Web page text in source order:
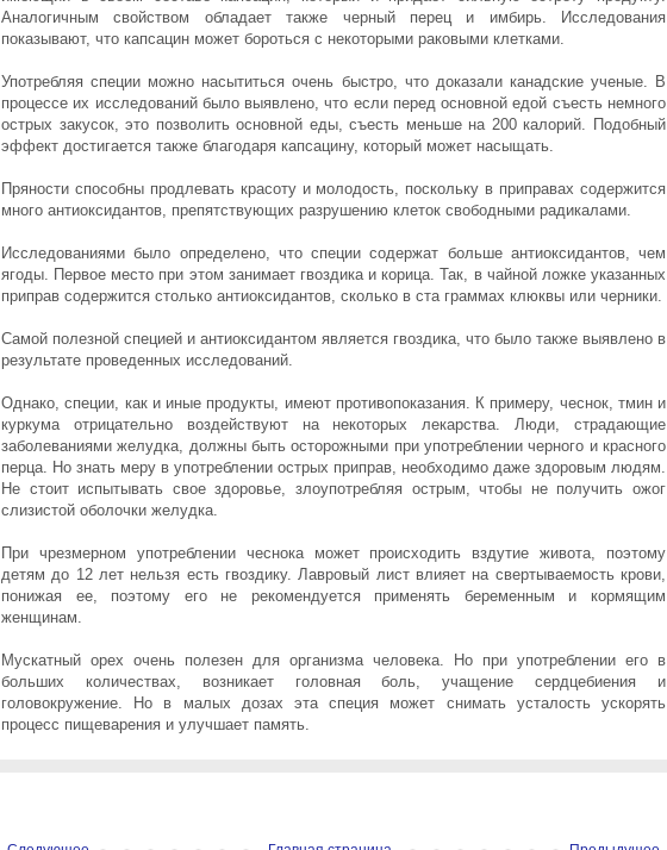
Аналогичным свойством обладает также черный перец и имбирь. Исследования
показывают, что капсацин может бороться с некоторыми раковыми клетками.
Употребляя специи можно насытиться очень быстро, что доказали канадские ученые. В
процессе их исследований было выявлено, что если перед основной едой съесть немного
острых закусок, это позволить основной еды, съесть меньше на 200 калорий. Подобный
эффект достигается также благодаря капсацину, который может насыщать.
Пряности способны продлевать красоту и молодость, поскольку в приправах содержится
много антиоксидантов, препятствующих разрушению клеток свободными радикалами.
Исследованиями было определено, что специи содержат больше антиоксидантов, чем
ягоды. Первое место при этом занимает гвоздика и корица. Так, в чайной ложке указанных
приправ содержится столько антиоксидантов, сколько в ста граммах клюквы или черники.
Самой полезной специей и антиоксидантом является гвоздика, что было также выявлено в
результате проведенных исследований.
Однако, специи, как и иные продукты, имеют противопоказания. К примеру, чеснок, тмин и
куркума отрицательно воздействуют на некоторых лекарства. Люди, страдающие
заболеваниями желудка, должны быть осторожными при употреблении черного и красного
перца. Но знать меру в употреблении острых приправ, необходимо даже здоровым людям.
Не стоит испытывать свое здоровье, злоупотребляя острым, чтобы не получить ожог
слизистой оболочки желудка.
При чрезмерном употреблении чеснока может происходить вздутие живота, поэтому
детям до 12 лет нельзя есть гвоздику. Лавровый лист влияет на свертываемость крови,
понижая ее, поэтому его не рекомендуется применять беременным и кормящим
женщинам.
Мускатный орех очень полезен для организма человека. Но при употреблении его в
больших количествах, возникает головная боль, учащение сердцебиения и
головокружение. Но в малых дозах эта специя может снимать усталость ускорять
процесс пищеварения и улучшает память.